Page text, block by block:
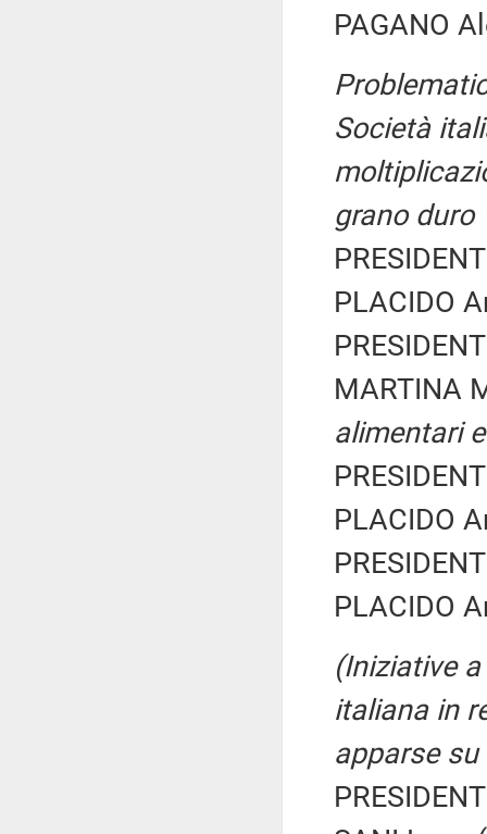
PAGANO
Società
grano duro
PLACIDO
MARTINA
alimentari
PLACIDO
PLACIDO
(Iniziative
italiana in
apparse